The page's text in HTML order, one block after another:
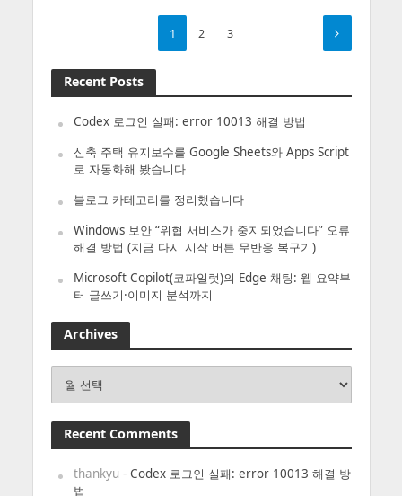
1 2 3
Recent Posts
Codex 로그인 실패: error 10013 해결 방법
신축 주택 유지보수를 Google Sheets와 Apps Script
로 자동화해 봤습니다
블로그 카테고리를 정리했습니다
Windows 보안 “위협 서비스가 중지되었습니다” 오류
해결 방법 (지금 다시 시작 버튼 무반응 복구기)
Microsoft Copilot(코파일럿)의 Edge 채팅: 웹 요약부
터 글쓰기·이미지 분석까지
Archives
Recent Comments
thankyu - Codex 로그인 실패: error 10013 해결 방
법